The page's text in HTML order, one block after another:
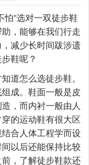
怕”选对一双徒步鞋
，能够在我们行走
减少长时间跋涉遗
鞋呢？
道怎么选徒步鞋。
成。鞋面一般是皮
，而内衬一般由人
的运动鞋有很大区
合人体工程学而设
以后还能保持比较
，了解徒步鞋款还